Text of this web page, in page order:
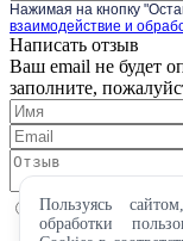
Нажимая на кнопку
взаимодействие и
Написать отзыв
Ваш email не будет
заполните,
Пользуясь
обработки